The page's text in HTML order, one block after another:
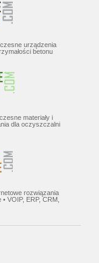
urządzenia
betonu
materiały i
dla oczyszczalni
rozwiązania
VOIP, ERP, CRM,